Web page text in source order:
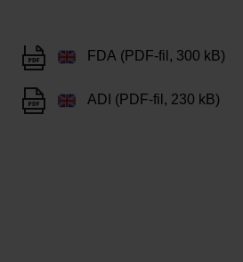
FDA (PDF-fil, 300 kB)
ADI (PDF-fil, 230 kB)